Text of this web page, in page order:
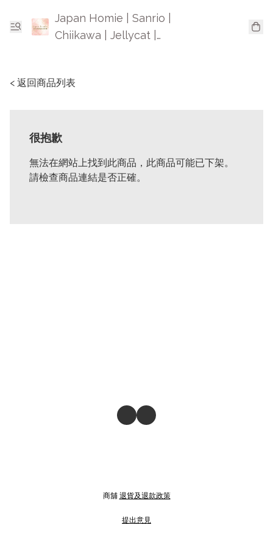
Japan Homie | Sanrio |
Chiikawa | Jellycat |
< 返回商品列表
很抱歉
無法在網站上找到此商品，此商品可能已下架。
請檢查商品連結是否正確。
商舖 退貨及退款政策
提出意見